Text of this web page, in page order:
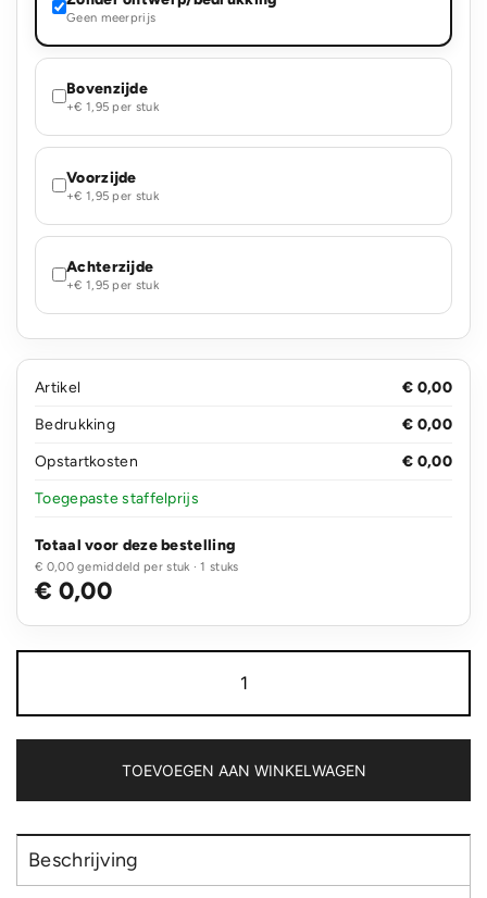
Geen meerprijs
Bovenzijde
+€ 1,95 per stuk
Voorzijde
+€ 1,95 per stuk
Achterzijde
+€ 1,95 per stuk
Artikel
€ 0,00
Bedrukking
€ 0,00
Opstartkosten
€ 0,00
Toegepaste staffelprijs
Totaal voor deze bestelling
€ 0,00 gemiddeld per stuk · 1 stuks
€ 0,00
aantal
TOEVOEGEN AAN WINKELWAGEN
Beschrijving